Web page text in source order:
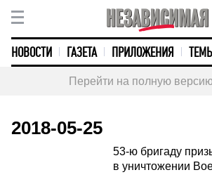
НОВОСТИ ГАЗЕТА ПРИЛОЖЕНИЯ ТЕМЫ
Перейти на полную
2018-05-25
53-ю бригаду
в уничтожении